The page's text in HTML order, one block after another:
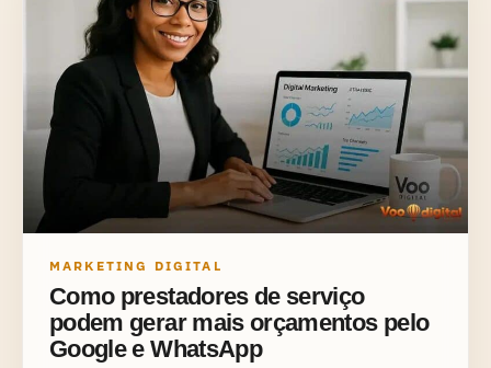
MARKETING DIGITAL
Como prestadores de serviço
podem gerar mais orçamentos pelo
Google e WhatsApp